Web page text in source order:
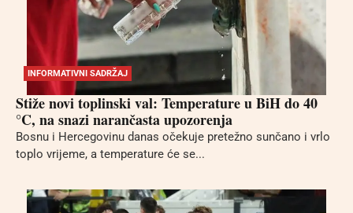
INFORMATIVNI SADRŽAJ
Stiže novi toplinski val: Temperature u BiH do 40
°C, na snazi narančasta upozorenja
Bosnu i Hercegovinu danas očekuje pretežno sunčano i vrlo
toplo vrijeme, a temperature će se...